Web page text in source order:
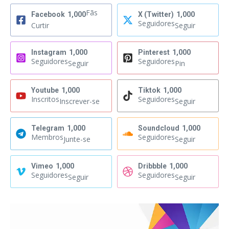
Facebook 1,000Fãs
Curtir
X (Twitter) 1,000
SeguidoresSeguir
Instagram 1,000
SeguidoresSeguir
Pinterest 1,000
SeguidoresPin
Youtube 1,000
InscritosInscrever-se
Tiktok 1,000
SeguidoresSeguir
Telegram 1,000
MembrosJunte-se
Soundcloud 1,000
SeguidoresSeguir
Vimeo 1,000
SeguidoresSeguir
Dribbble 1,000
SeguidoresSeguir